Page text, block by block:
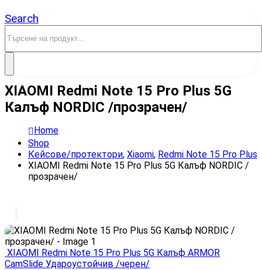
Search
XIAOMI Redmi Note 15 Pro Plus 5G
Калъф NORDIC /прозрачен/
Home
Shop
Кейсове/протектори, Xiaomi, Redmi Note 15 Pro Plus
XIAOMI Redmi Note 15 Pro Plus 5G Калъф NORDIC /
прозрачен/
XIAOMI Redmi Note 15 Pro Plus 5G Калъф ARMOR
CamSlide Удароустойчив /черен/